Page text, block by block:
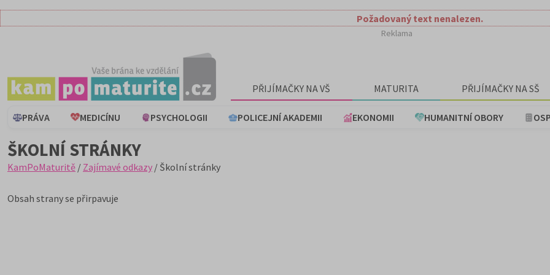
Požadovaný text nenalezen.
Reklama
PŘIJÍMAČKY NA VŠ MATURITA PŘIJÍMAČKY NA SŠ
PRÁVA MEDICÍNU PSYCHOLOGII POLICEJNÍ AKADEMII EKONOMII HUMANITNÍ OBORY
ŠKOLNÍ STRÁNKY
KamPoMaturitě / Zajímavé odkazy / Školní stránky
Obsah strany se přirpavuje